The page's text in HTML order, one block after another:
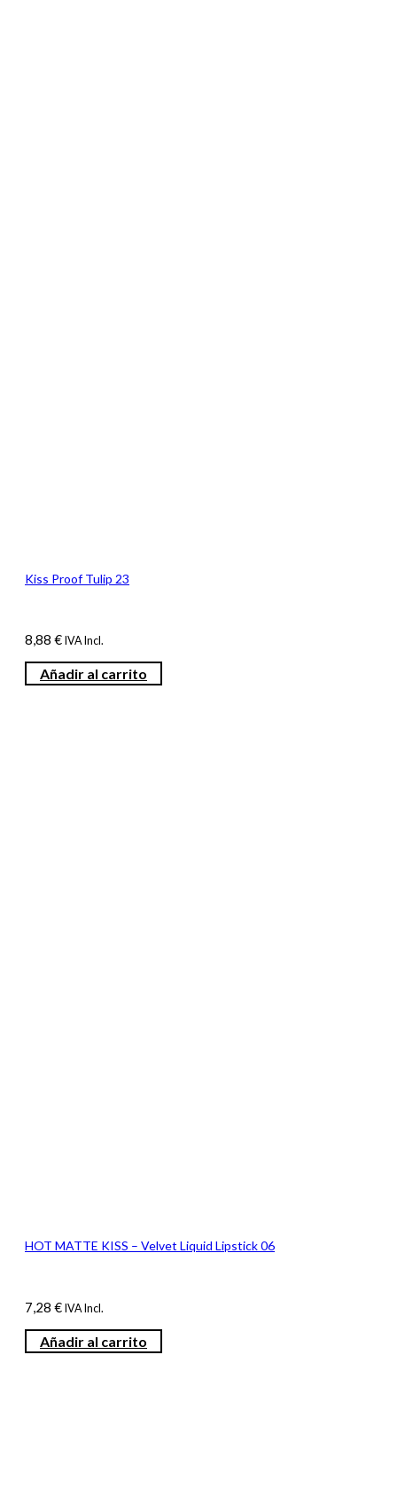
Kiss Proof Tulip 23
8,88 € IVA Incl.
Añadir al carrito
HOT MATTE KISS – Velvet Liquid Lipstick 06
7,28 € IVA Incl.
Añadir al carrito